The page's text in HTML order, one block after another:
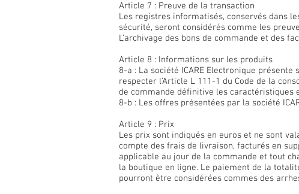
Article 7 : Preuve de la transaction
Les registres informatisés, conservés dans
sécurité, seront considérés comme les
L'archivage des bons de commande et des
Article 8 : Informations sur les produits
8-a : La société ICARE Electronique
respecter l'Article L 111-1 du Code de la
de commande définitive les caractéristiques
8-b : Les offres présentées par la société
Article 9 : Prix
Les prix sont indiqués en euros et ne sont
compte des frais de livraison, facturés en
applicable au jour de la commande et tout
la boutique en ligne. Le paiement de la
pourront être considérées commes des